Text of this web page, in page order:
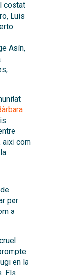
costat
Luis
Asín,
així com
per
a
en la
Els